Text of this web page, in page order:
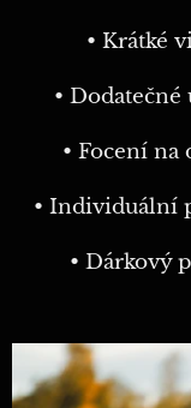
• Krátké
•
• Focení
• Individuální
• Dárkový